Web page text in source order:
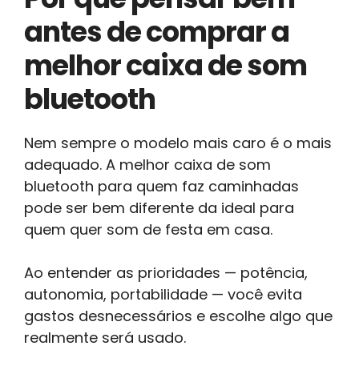
antes de comprar a
melhor caixa de som
bluetooth
Nem sempre o modelo mais caro é o mais
adequado. A melhor caixa de som
bluetooth para quem faz caminhadas
pode ser bem diferente da ideal para
quem quer som de festa em casa.
Ao entender as prioridades — potência,
autonomia, portabilidade — você evita
gastos desnecessários e escolhe algo que
realmente será usado.